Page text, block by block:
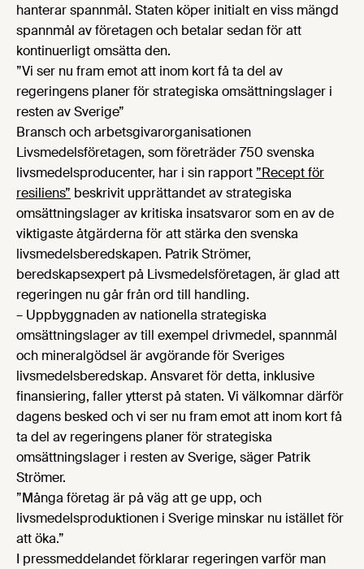
hanterar spannmål. Staten köper initialt en viss mängd
spannmål av företagen och betalar sedan för att
kontinuerligt omsätta den.
”Vi ser nu fram emot att inom kort få ta del av
regeringens planer för strategiska omsättningslager i
resten av Sverige”
Bransch och arbetsgivarorganisationen
Livsmedelsföretagen, som företräder 750 svenska
livsmedelsproducenter, har i sin rapport ”Recept för
resiliens” beskrivit upprättandet av strategiska
omsättningslager av kritiska insatsvaror som en av de
viktigaste åtgärderna för att stärka den svenska
livsmedelsberedskapen. Patrik Strömer,
beredskapsexpert på Livsmedelsföretagen, är glad att
regeringen nu går från ord till handling.
– Uppbyggnaden av nationella strategiska
omsättningslager av till exempel drivmedel, spannmål
och mineralgödsel är avgörande för Sveriges
livsmedelsberedskap. Ansvaret för detta, inklusive
finansiering, faller ytterst på staten. Vi välkomnar därför
dagens besked och vi ser nu fram emot att inom kort få
ta del av regeringens planer för strategiska
omsättningslager i resten av Sverige, säger Patrik
Strömer.
”Många företag är på väg att ge upp, och
livsmedelsproduktionen i Sverige minskar nu istället för
att öka.”
I pressmeddelandet förklarar regeringen varför man